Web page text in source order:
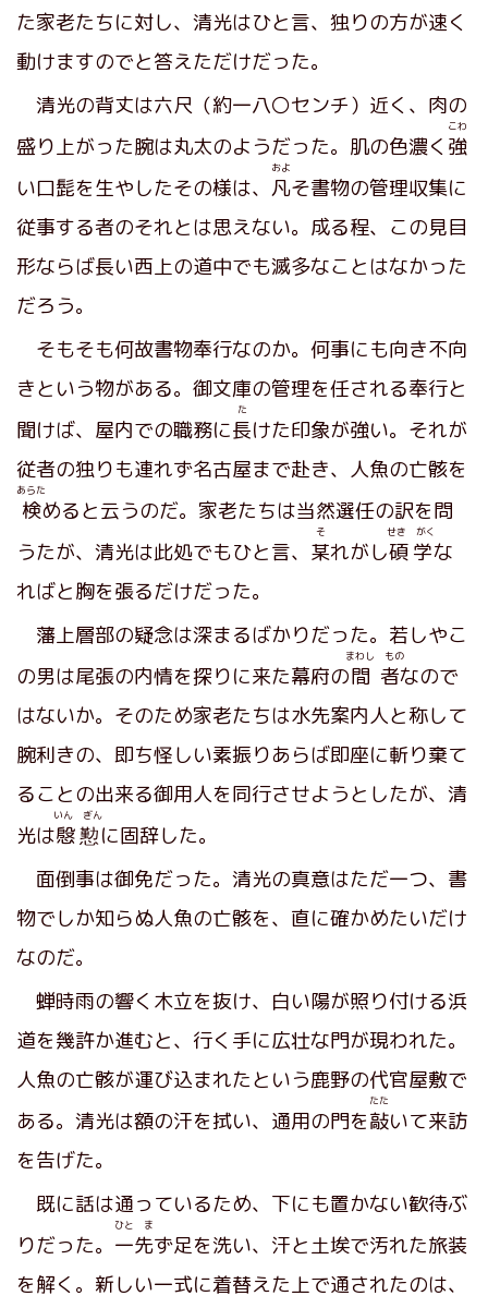
た家老たちに対し、清光はひと言、独りの方が速く
動けますのでと答えただけだった。
清光の背丈は六尺（約一八〇センチ）近く、肉の
盛り上がった腕は丸太のようだった。肌の色濃く 強
こわ
い口髭を生やしたその様は、 凡
およ
そ書物の管理収集に
従事する者のそれとは思えない。成る程、この見目
形ならば長い西上の道中でも滅多なことはなかった
だろう。
そもそも何故書物奉行なのか。何事にも向き不向
きという物がある。御文庫の管理を任される奉行と
聞けば、屋内での職務に長
た
けた印象が強い。それが
従者の独りも連れず名古屋まで赴き、人魚の亡骸を
検
あらた
めると云うのだ。家老たちは当然選任の訳を問
うたが、清光は此処でもひと言、 某
そ
れがし碩学
せき がく
な
ればと胸を張るだけだった。
藩上層部の疑念は深まるばかりだった。若しやこ
の男は尾張の内情を探りに来た幕府の間者
まわし もの
なので
はないか。そのため家老たちは水先案内人と称して
腕利きの、即ち怪しい素振りあらば即座に斬り棄て
ることの出来る御用人を同行させようとしたが、清
光は慇懃
いん ぎん
に固辞した。
面倒事は御免だった。清光の真意はただ一つ、書
物でしか知らぬ人魚の亡骸を、直に確かめたいだけ
なのだ。
蝉時雨の響く木立を抜け、白い陽が照り付ける浜
道を幾許か進むと、行く手に広壮な門が現われた。
人魚の亡骸が運び込まれたという鹿野の代官屋敷で
ある。清光は額の汗を拭い、通用の門を敲
たた
いて来訪
を告げた。
既に話は通っているため、下にも置かない歓待ぶ
りだった。 一先
ひと ま
ず足を洗い、汗と土埃で汚れた旅装
を解く。新しい一式に着替えた上で通されたのは、